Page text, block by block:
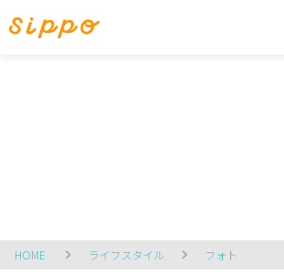
HOME ライフスタイル フォト